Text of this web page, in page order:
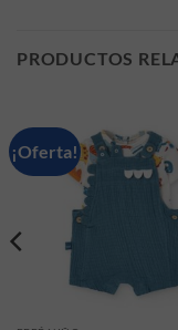
PRODUCTOS
¡Oferta!